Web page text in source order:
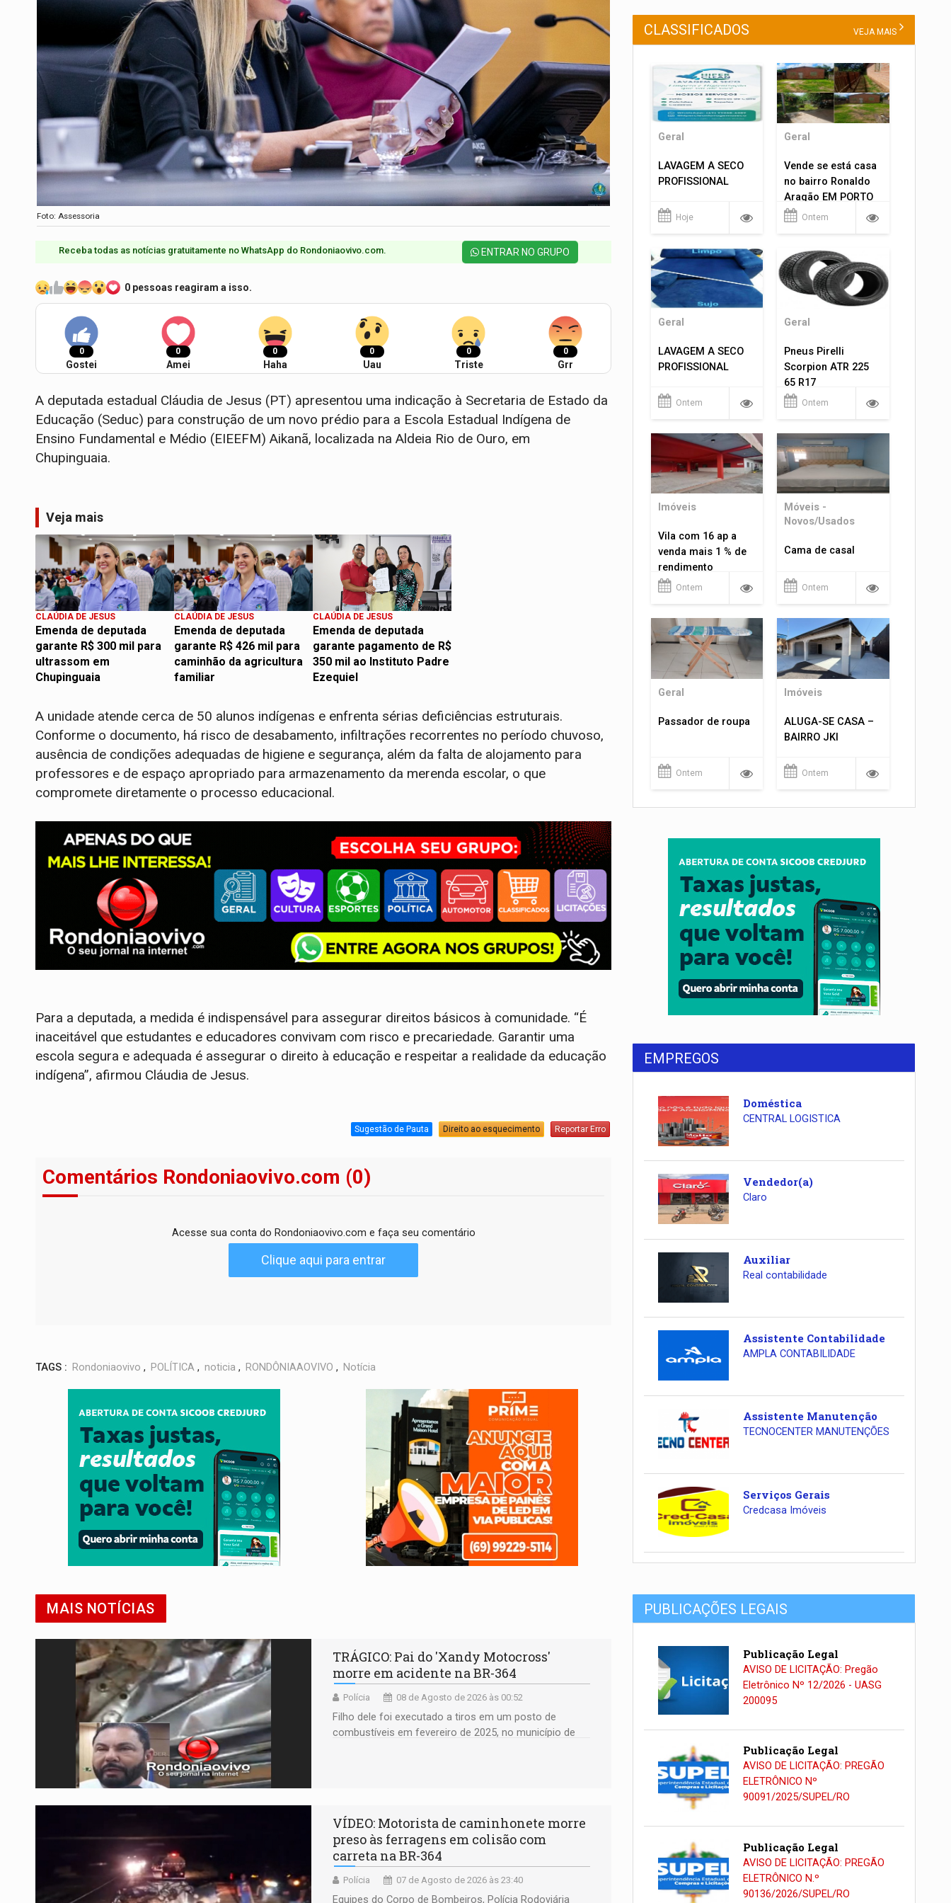
Foto: Assessoria
Receba todas as notícias gratuitamente no WhatsApp do Rondoniaovivo.com.​ ENTRAR NO GRUPO
0 pessoas reagiram a isso.
0
Gostei
0
Amei
0
Haha
0
Uau
0
Triste
0
Grr
A deputada estadual Cláudia de Jesus (PT) apresentou uma indicação à Secretaria de Estado da
Educação (Seduc) para construção de um novo prédio para a Escola Estadual Indígena de
Ensino Fundamental e Médio (EIEEFM) Aikanã, localizada na Aldeia Rio de Ouro, em
Chupinguaia.
Veja mais
CLAÚDIA DE JESUS
Emenda de deputada
garante R$ 300 mil para
ultrassom em
Chupinguaia
CLAÚDIA DE JESUS
Emenda de deputada
garante R$ 426 mil para
caminhão da agricultura
familiar
CLAÚDIA DE JESUS
Emenda de deputada
garante pagamento de R$
350 mil ao Instituto Padre
Ezequiel
A unidade atende cerca de 50 alunos indígenas e enfrenta sérias deficiências estruturais.
Conforme o documento, há risco de desabamento, infiltrações recorrentes no período chuvoso,
ausência de condições adequadas de higiene e segurança, além da falta de alojamento para
professores e de espaço apropriado para armazenamento da merenda escolar, o que
compromete diretamente o processo educacional.
Para a deputada, a medida é indispensável para assegurar direitos básicos à comunidade. “É
inaceitável que estudantes e educadores convivam com risco e precariedade. Garantir uma
escola segura e adequada é assegurar o direito à educação e respeitar a realidade da educação
indígena”, afirmou Cláudia de Jesus.
Sugestão de Pauta Direito ao esquecimento Reportar Erro
Comentários Rondoniaovivo.com (0)
Acesse sua conta do Rondoniaovivo.com e faça seu comentário
Clique aqui para entrar
TAGS : Rondoniaovivo , POLÍTICA , noticia , RONDÔNIAAOVIVO , Notícia
MAIS NOTÍCIAS
TRÁGICO: Pai do 'Xandy Motocross'
morre em acidente na BR-364
Polícia 08 de Agosto de 2026 às 00:52
Filho dele foi executado a tiros em um posto de
combustíveis em fevereiro de 2025, no município de
VÍDEO: Motorista de caminhonete morre
preso às ferragens em colisão com
carreta na BR-364
Polícia 07 de Agosto de 2026 às 23:40
Equipes do Corpo de Bombeiros, Polícia Rodoviária
CLASSIFICADOS VEJA MAIS
Geral
LAVAGEM A SECO
PROFISSIONAL
Hoje
Geral
Vende se está casa
no bairro Ronaldo
Aragão EM PORTO
VELHO RO.
Ontem
Geral
LAVAGEM A SECO
PROFISSIONAL
Ontem
Geral
Pneus Pirelli
Scorpion ATR 225
65 R17
Ontem
Imóveis
Vila com 16 ap a
venda mais 1 % de
rendimento
Ontem
Móveis -
Novos/Usados
Cama de casal
Ontem
Geral
Passador de roupa
Ontem
Imóveis
ALUGA-SE CASA –
BAIRRO JKI
Ontem
EMPREGOS
Doméstica
CENTRAL LOGISTICA
Vendedor(a)
Claro
Auxiliar
Real contabilidade
Assistente Contabilidade
AMPLA CONTABILIDADE
Assistente Manutenção
TECNOCENTER MANUTENÇÕES
Serviços Gerais
Credcasa Imóveis
PUBLICAÇÕES LEGAIS
Publicação Legal
AVISO DE LICITAÇÃO: Pregão
Eletrônico Nº 12/2026 - UASG
200095
Publicação Legal
AVISO DE LICITAÇÃO: PREGÃO
ELETRÔNICO Nº
90091/2025/SUPEL/RO
Publicação Legal
AVISO DE LICITAÇÃO: PREGÃO
ELETRÔNICO N.º
90136/2026/SUPEL/RO